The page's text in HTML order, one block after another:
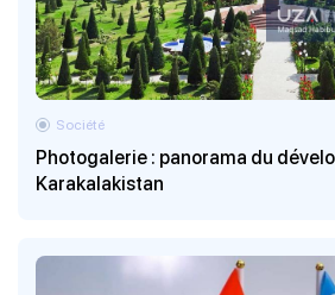
Photogalerie : panorama du
Karakalakistan
Société